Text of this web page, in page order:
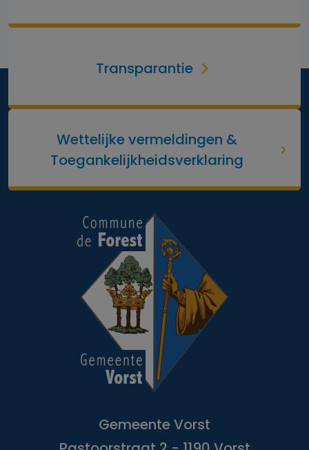
Transparantie
Wettelijke vermeldingen &
Toegankelijkheidsverklaring
Gemeente Vorst